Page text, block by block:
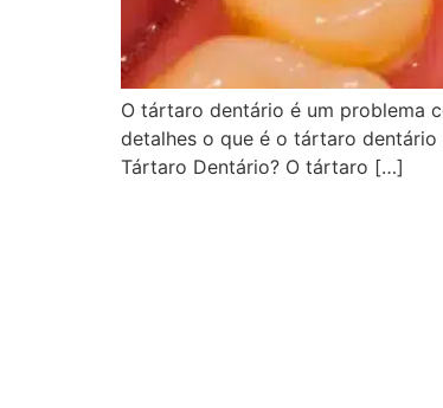
O tártaro dentário é um problema
detalhes o que é o tártaro dentário
Tártaro Dentário? O tártaro […]